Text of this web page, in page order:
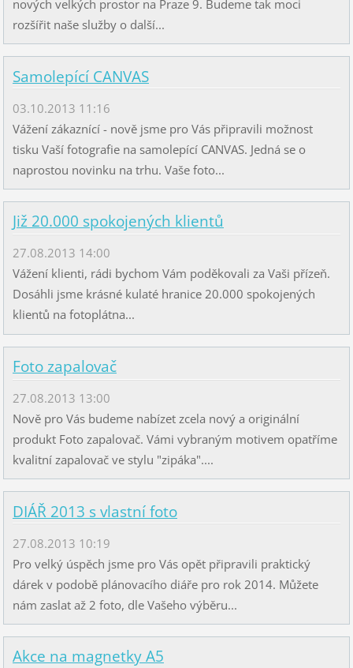
nových velkých prostor na Praze 9. Budeme tak moci
rozšířit naše služby o další...
Samolepící CANVAS
03.10.2013 11:16
Vážení zákaznící - nově jsme pro Vás připravili možnost
tisku Vaší fotografie na samolepící CANVAS. Jedná se o
naprostou novinku na trhu. Vaše foto...
Již 20.000 spokojených klientů
27.08.2013 14:00
Vážení klienti, rádi bychom Vám poděkovali za Vaši přízeň.
Dosáhli jsme krásné kulaté hranice 20.000 spokojených
klientů na fotoplátna...
Foto zapalovač
27.08.2013 13:00
Nově pro Vás budeme nabízet zcela nový a originální
produkt Foto zapalovač. Vámi vybraným motivem opatříme
kvalitní zapalovač ve stylu "zipáka"....
DIÁŘ 2013 s vlastní foto
27.08.2013 10:19
Pro velký úspěch jsme pro Vás opět připravili praktický
dárek v podobě plánovacího diáře pro rok 2014. Můžete
nám zaslat až 2 foto, dle Vašeho výběru...
Akce na magnetky A5